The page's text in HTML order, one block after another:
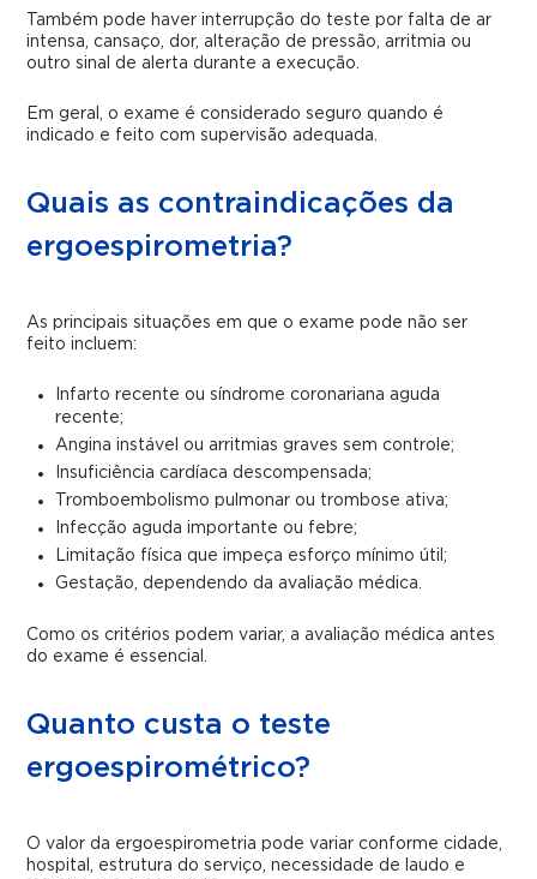
Também pode haver interrupção do teste por falta de ar
intensa, cansaço, dor, alteração de pressão, arritmia ou
outro sinal de alerta durante a execução.
Em geral, o exame é considerado seguro quando é
indicado e feito com supervisão adequada.
Quais as contraindicações da
ergoespirometria?
As principais situações em que o exame pode não ser
feito incluem:
Infarto recente ou síndrome coronariana aguda
recente;
Angina instável ou arritmias graves sem controle;
Insuficiência cardíaca descompensada;
Tromboembolismo pulmonar ou trombose ativa;
Infecção aguda importante ou febre;
Limitação física que impeça esforço mínimo útil;
Gestação, dependendo da avaliação médica.
Como os critérios podem variar, a avaliação médica antes
do exame é essencial.
Quanto custa o teste
ergoespirométrico?
O valor da ergoespirometria pode variar conforme cidade,
hospital, estrutura do serviço, necessidade de laudo e